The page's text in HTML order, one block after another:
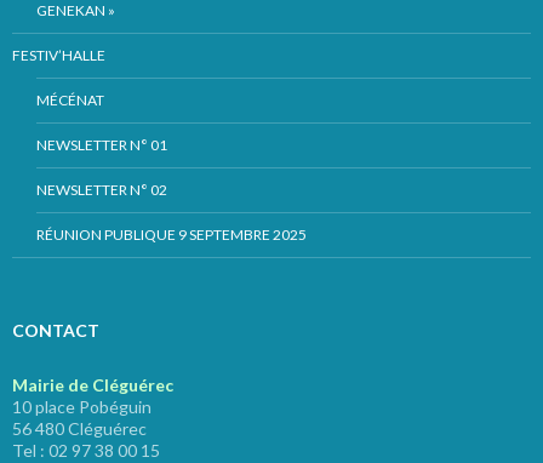
GENEKAN »
FESTIV’HALLE
MÉCÉNAT
NEWSLETTER N° 01
NEWSLETTER N° 02
RÉUNION PUBLIQUE 9 SEPTEMBRE 2025
CONTACT
Mairie de Cléguérec
10 place Pobéguin
56 480 Cléguérec
Tel : 02 97 38 00 15